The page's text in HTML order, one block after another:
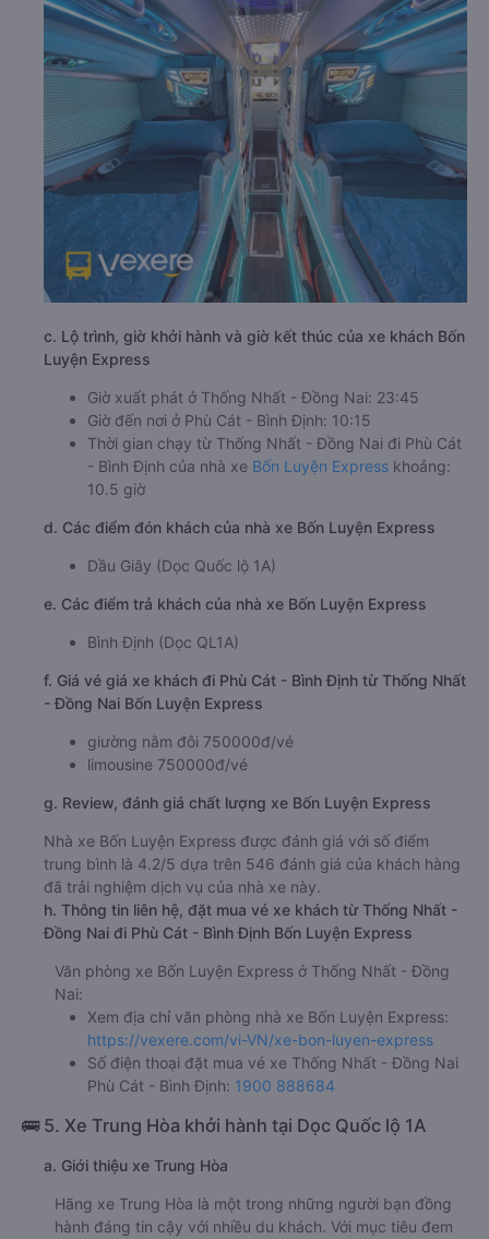
c. Lộ trình, giờ khởi hành và giờ kết thúc của xe khách Bốn
Luyện Express
Giờ xuất phát ở Thống Nhất - Đồng Nai: 23:45
Giờ đến nơi ở Phù Cát - Bình Định: 10:15
Thời gian chạy từ Thống Nhất - Đồng Nai đi Phù Cát
- Bình Định của nhà xe Bốn Luyện Express khoảng:
10.5 giờ
d. Các điểm đón khách của nhà xe Bốn Luyện Express
Dầu Giây (Dọc Quốc lộ 1A)
e. Các điểm trả khách của nhà xe Bốn Luyện Express
Bình Định (Dọc QL1A)
f. Giá vé giá xe khách đi Phù Cát - Bình Định từ Thống Nhất
- Đồng Nai Bốn Luyện Express
giường nằm đôi 750000đ/vé
limousine 750000đ/vé
g. Review, đánh giá chất lượng xe Bốn Luyện Express
Nhà xe Bốn Luyện Express được đánh giá với số điểm
trung bình là 4.2/5 dựa trên 546 đánh giá của khách hàng
đã trải nghiệm dịch vụ của nhà xe này.
h. Thông tin liên hệ, đặt mua vé xe khách từ Thống Nhất -
Đồng Nai đi Phù Cát - Bình Định Bốn Luyện Express
Văn phòng xe Bốn Luyện Express ở Thống Nhất - Đồng
Nai:
Xem địa chỉ văn phòng nhà xe Bốn Luyện Express:
https://vexere.com/vi-VN/xe-bon-luyen-express
Số điện thoại đặt mua vé xe Thống Nhất - Đồng Nai
Phù Cát - Bình Định: 1900 888684
🚌 5. Xe Trung Hòa khởi hành tại Dọc Quốc lộ 1A
a. Giới thiệu xe Trung Hòa
Hãng xe Trung Hòa là một trong những người bạn đồng
hành đáng tin cậy với nhiều du khách. Với mục tiêu đem